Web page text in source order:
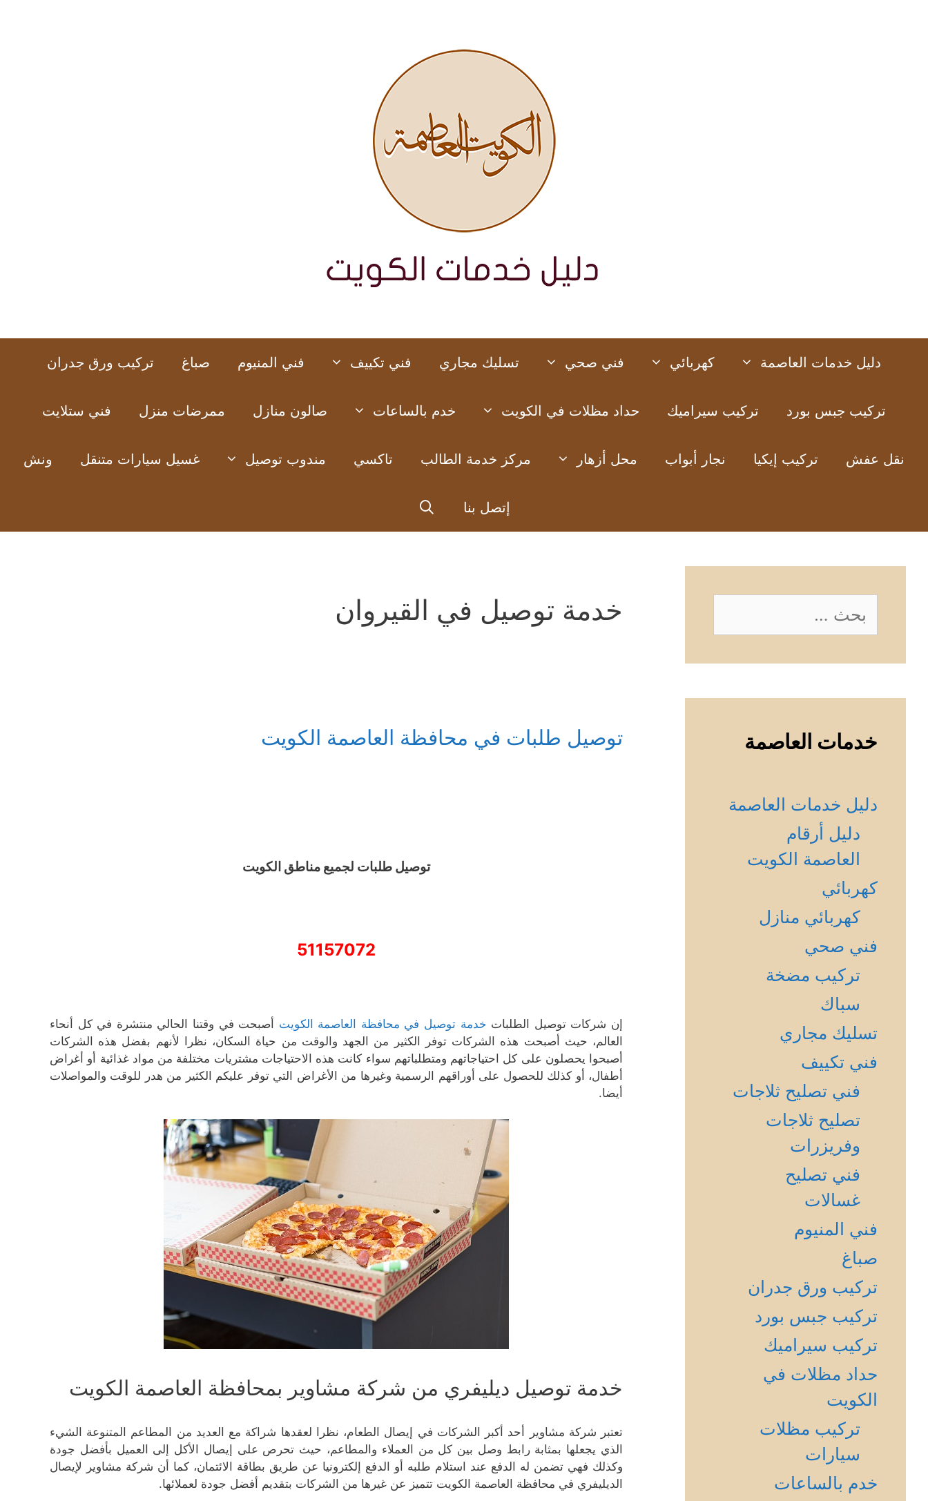
دليل خدمات العاصمة كهربائي فني صحي تسليك مجاري فني تكييف فني المنيوم صباغ تركيب ورق جدران
تركيب جبس بورد تركيب سيراميك حداد مظلات في الكويت خدم بالساعات صالون منازل ممرضات منزل فني ستلايت
نقل عفش تركيب إيكيا نجار أبواب محل أزهار مركز خدمة الطالب تاكسي مندوب توصيل غسيل سيارات متنقل ونش
إتصل بنا
خدمة توصيل في القيروان
توصيل طلبات في محافظة العاصمة الكويت
توصيل طلبات لجميع مناطق الكويت
51157072
إن شركات توصيل الطلبات خدمة توصيل في محافظة العاصمة الكويت أصبحت في وقتنا الحالي منتشرة في كل أنحاء
العالم، حيث أصبحت هذه الشركات توفر الكثير من الجهد والوقت من حياة السكان، نظرا لأنهم بفضل هذه الشركات
أصبحوا يحصلون على كل احتياجاتهم ومتطلباتهم سواء كانت هذه الاحتياجات مشتريات مختلفة من مواد غذائية أو أغراض
أطفال، أو كذلك للحصول على أوراقهم الرسمية وغيرها من الأغراض التي توفر عليكم الكثير من هدر للوقت والمواصلات
أيضا.
خدمة توصيل ديليفري من شركة مشاوير بمحافظة العاصمة الكويت
تعتبر شركة مشاوير أحد أكبر الشركات في إيصال الطعام، نظرا لعقدها شراكة مع العديد من المطاعم المتنوعة الشيء
الذي يجعلها بمثابة رابط وصل بين كل من العملاء والمطاعم، حيث تحرص على إيصال الأكل إلى العميل بأفضل جودة
وكذلك فهي تضمن له الدفع عند استلام طلبه أو الدفع إلكترونيا عن طريق بطاقة الائتمان، كما أن شركة مشاوير لإيصال
الديليفري في محافظة العاصمة الكويت تتميز عن غيرها من الشركات بتقديم أفضل جودة لعملائها.
البحث
عن:
خدمات العاصمة
دليل خدمات العاصمة
دليل أرقام
العاصمة الكويت
كهربائي
كهربائي منازل
فني صحي
تركيب مضخة
سباك
تسليك مجاري
فني تكييف
فني تصليح ثلاجات
تصليح ثلاجات
وفريزرات
فني تصليح
غسالات
فني المنيوم
صباغ
تركيب ورق جدران
تركيب جبس بورد
تركيب سيراميك
حداد مظلات في
الكويت
تركيب مظلات
سيارات
خدم بالساعات